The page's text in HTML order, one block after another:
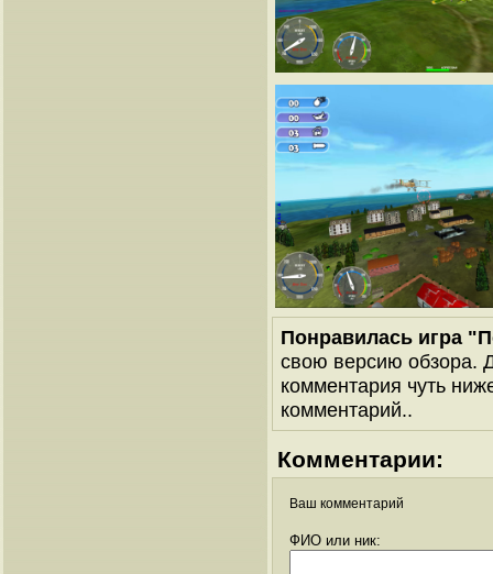
Понравилась игра
свою версию обзора.
комментария чуть
комментарий..
Комментарии:
Ваш комментарий
ФИО или ник: